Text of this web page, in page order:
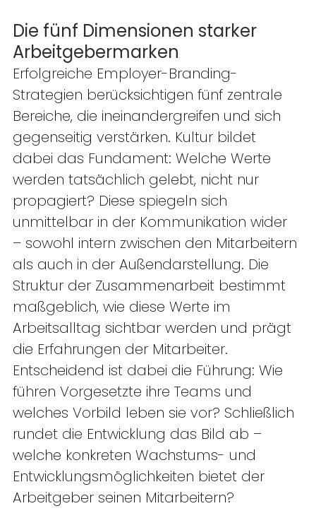
Die fünf Dimensionen starker
Arbeitgebermarken
Erfolgreiche Employer-Branding-
Strategien berücksichtigen fünf zentrale
Bereiche, die ineinandergreifen und sich
gegenseitig verstärken. Kultur bildet
dabei das Fundament: Welche Werte
werden tatsächlich gelebt, nicht nur
propagiert? Diese spiegeln sich
unmittelbar in der Kommunikation wider
– sowohl intern zwischen den Mitarbeitern
als auch in der Außendarstellung. Die
Struktur der Zusammenarbeit bestimmt
maßgeblich, wie diese Werte im
Arbeitsalltag sichtbar werden und prägt
die Erfahrungen der Mitarbeiter.
Entscheidend ist dabei die Führung: Wie
führen Vorgesetzte ihre Teams und
welches Vorbild leben sie vor? Schließlich
rundet die Entwicklung das Bild ab –
welche konkreten Wachstums- und
Entwicklungsmöglichkeiten bietet der
Arbeitgeber seinen Mitarbeitern?